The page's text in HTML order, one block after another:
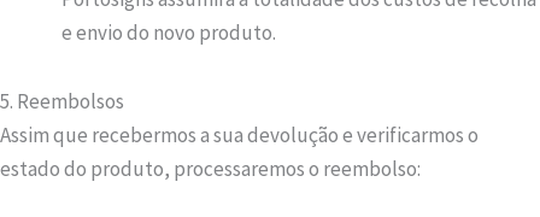
e envio do novo produto.
5. Reembolsos
Assim que recebermos a sua devolução e verificarmos o
estado do produto, processaremos o reembolso: